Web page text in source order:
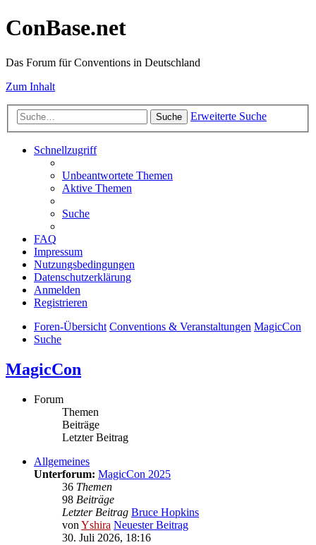
ConBase.net
Das Forum für Conventions in Deutschland
Zum Inhalt
Suche Erweiterte Suche
Schnellzugriff
Unbeantwortete Themen
Aktive Themen
Suche
FAQ
Impressum
Nutzungsbedingungen
Datenschutzerklärung
Anmelden
Registrieren
Foren-Übersicht Conventions & Veranstaltungen MagicCon
Suche
MagicCon
Forum
Themen
Beiträge
Letzter Beitrag
Allgemeines
Unterforum: MagicCon 2025
36 Themen
98 Beiträge
Letzter Beitrag Bruce Hopkins
von Yshira Neuester Beitrag
30. Juli 2026, 18:16